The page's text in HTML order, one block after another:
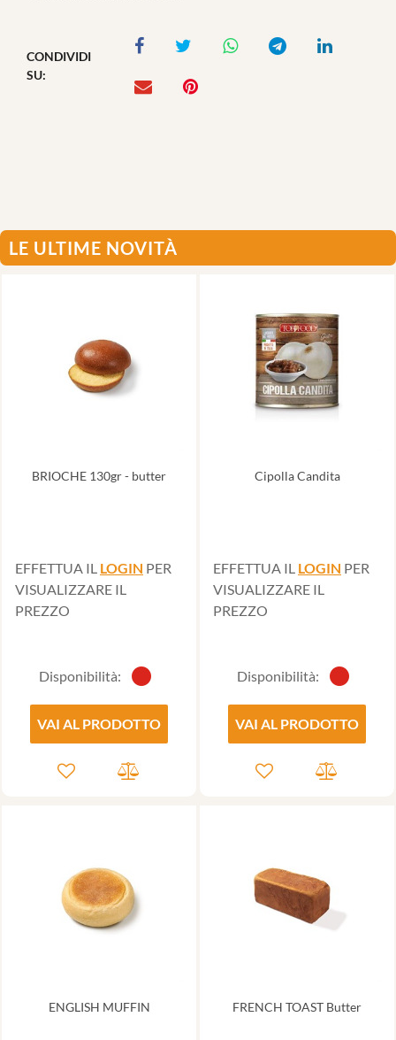
CONDIVIDI
SU:
LE ULTIME NOVITÀ
BRIOCHE 130gr - butter
EFFETTUA IL LOGIN PER
VISUALIZZARE IL
PREZZO
Disponibilità:
VAI AL PRODOTTO
Cipolla Candita
EFFETTUA IL LOGIN PER
VISUALIZZARE IL
PREZZO
Disponibilità:
VAI AL PRODOTTO
ENGLISH MUFFIN FRENCH TOAST Butter